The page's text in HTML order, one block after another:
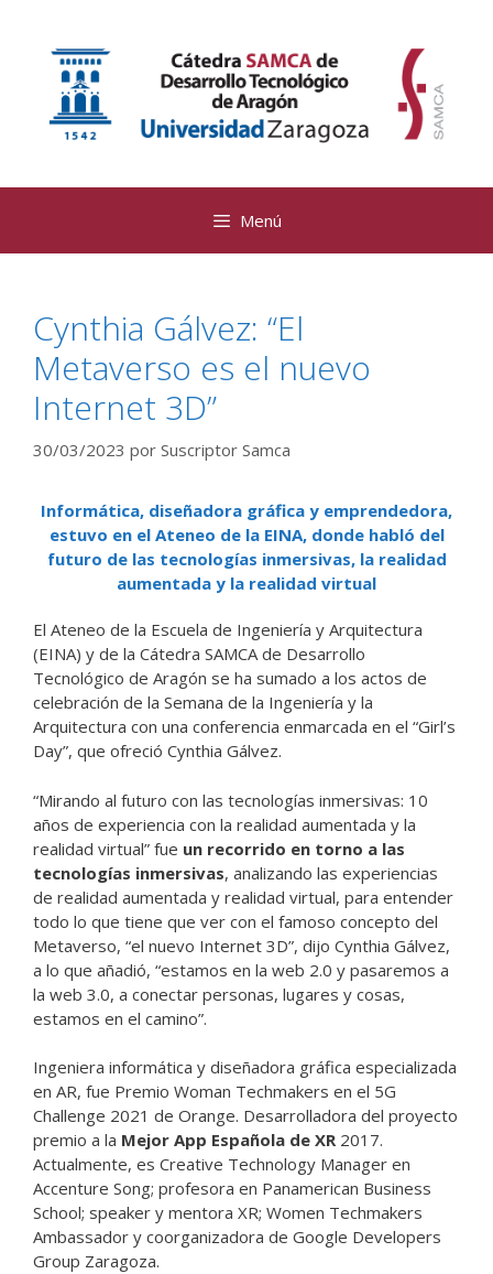
contenido
Menú
Cynthia Gálvez: “El
Metaverso es el nuevo
Internet 3D”
30/03/2023 por Suscriptor Samca
Informática, diseñadora gráfica y emprendedora,
estuvo en el Ateneo de la EINA, donde habló del
futuro de las tecnologías inmersivas, la realidad
aumentada y la realidad virtual
El Ateneo de la Escuela de Ingeniería y Arquitectura
(EINA) y de la Cátedra SAMCA de Desarrollo
Tecnológico de Aragón se ha sumado a los actos de
celebración de la Semana de la Ingeniería y la
Arquitectura con una conferencia enmarcada en el “Girl’s
Day”, que ofreció Cynthia Gálvez.
“Mirando al futuro con las tecnologías inmersivas: 10
años de experiencia con la realidad aumentada y la
realidad virtual” fue un recorrido en torno a las
tecnologías inmersivas, analizando las experiencias
de realidad aumentada y realidad virtual, para entender
todo lo que tiene que ver con el famoso concepto del
Metaverso, “el nuevo Internet 3D”, dijo Cynthia Gálvez,
a lo que añadió, “estamos en la web 2.0 y pasaremos a
la web 3.0, a conectar personas, lugares y cosas,
estamos en el camino”.
Ingeniera informática y diseñadora gráfica especializada
en AR, fue Premio Woman Techmakers en el 5G
Challenge 2021 de Orange. Desarrolladora del proyecto
premio a la Mejor App Española de XR2017.
Actualmente, es Creative Technology Manager en
Accenture Song; profesora en Panamerican Business
School; speaker y mentora XR; Women Techmakers
Ambassador y coorganizadora de Google Developers
Group Zaragoza.